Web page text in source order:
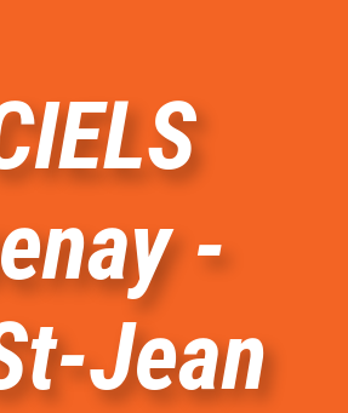
-
Jean